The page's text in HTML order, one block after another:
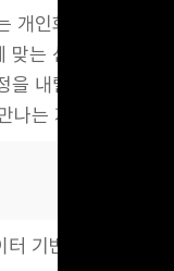
인화 금융이 있습
맞는 선택지를 제안
을 내릴 수 있도록
는 지점에서 실현
터 기반으로 개인화